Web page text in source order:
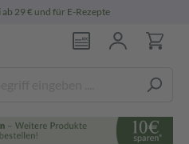
ab 29 € und für E-Rezepte